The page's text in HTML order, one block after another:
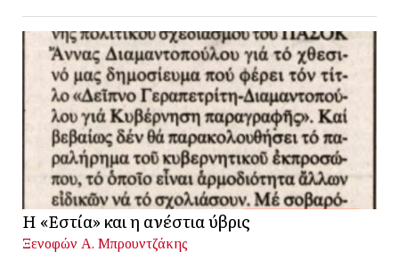
Η «Εστία» και η ανέστια ύβρις
Ξενοφών Α. Μπρουντζάκης